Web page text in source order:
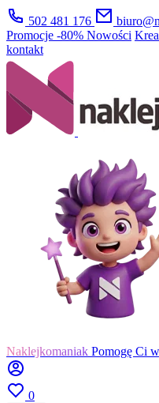
502 481 176
Promocje -80% Nowości
kontakt
Naklejkomaniak Pomogę Ci
0